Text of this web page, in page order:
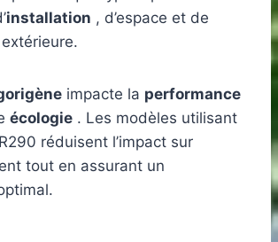
installation , d’espace et de
impacte la performance
écologie . Les modèles utilisant
réduisent l’impact sur
tout en assurant un